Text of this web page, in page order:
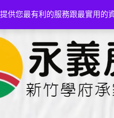
提供您最有利的服務跟最實用